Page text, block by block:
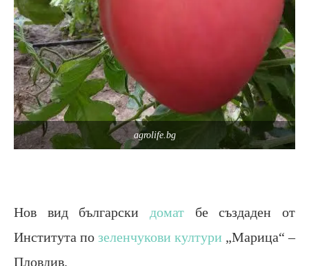
agrolife.bg
Нов вид български домат бе създаден от
Института по зеленчукови култури „Марица“ –
Пловдив.